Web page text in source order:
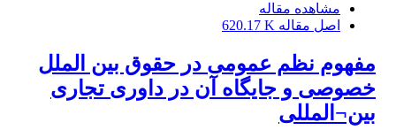
مشاهده مقاله
اصل مقاله 620.17 K
مفهوم نظم عمومی در حقوق بین الملل
خصوصی و جایگاه آن در داوری تجاری
بین¬المللی